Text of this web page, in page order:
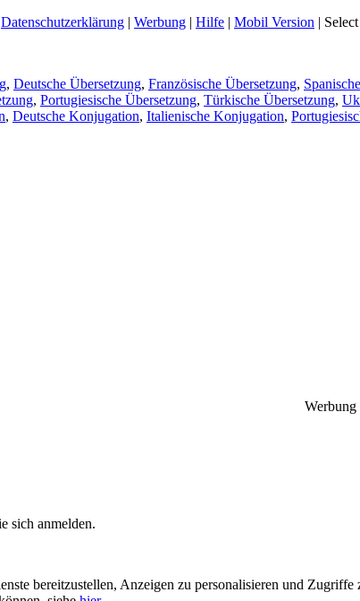
Datenschutzerklärung | Werbung | Hilfe | Mobil Version |
, Deutsche Übersetzung, Französische Übersetzung,
, Portugiesische Übersetzung, Türkische Übersetzung,
, Deutsche Konjugation, Italienische Konjugation,
Werbung
sich anmelden.
bereitzustellen, Anzeigen zu personalisieren und